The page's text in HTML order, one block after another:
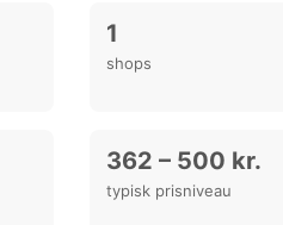
1
shops
362 – 500 kr.
typisk prisniveau